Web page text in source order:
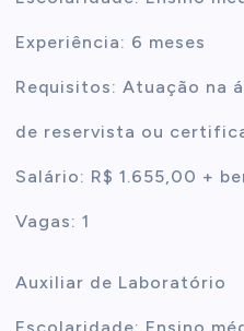
Experiência: 6 meses
Requisitos: Atuação na
de reservista ou
Salário: R$ 1.655,00 +
Vagas: 1
Auxiliar de Laboratório
Escolaridade: Ensino